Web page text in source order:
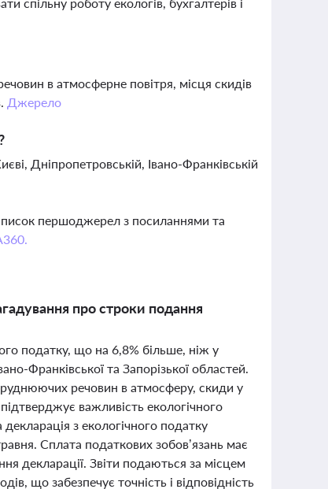
в атмосферне повітря, місця скидів
Джерело
Дніпропетровській, Івано-Франківській
першоджерел з посиланнями та
про строки подання
податку, що на 6,8% більше, ніж у
Франківської та Запорізької областей.
речовин в атмосферу, скиди у
важливість екологічного
з екологічного податку
Сплата податкових зобов’язань має
декларації. Звіти подаються за місцем
що забезпечує точність і відповідність